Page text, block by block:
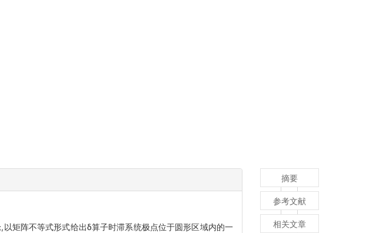
矩阵不等式形式给出δ算子时滞系统极点位于圆形区域内的一
摘要
参考文献
相关文章